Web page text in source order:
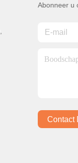
Abonneer u
Contact